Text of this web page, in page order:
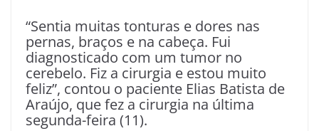
“Sentia muitas tonturas e dores nas
pernas, braços e na cabeça. Fui
diagnosticado com um tumor no
cerebelo. Fiz a cirurgia e estou muito
feliz”, contou o paciente Elias Batista de
Araújo, que fez a cirurgia na última
segunda-feira (11).